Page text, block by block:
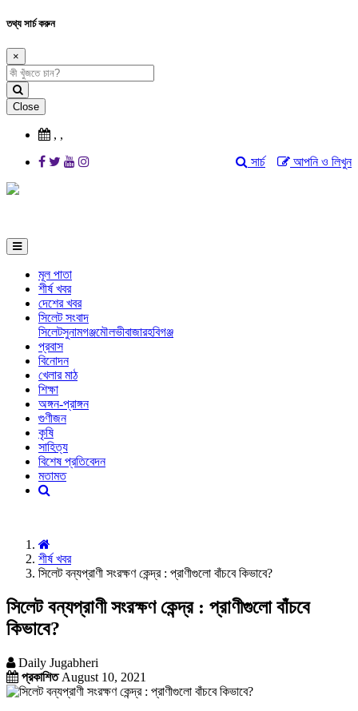
তথ্য সার্চ করুন
×
Close
, ,
আপনি ও লিখুন
সার্চ
মূল পাতা
শীর্ষ খবর
দেশের খবর
সিলেট সংবাদ
সিলেটসুনামগঞ্জমৌলভীবাজারহবিগঞ্জ
প্রবাস
বিনোদন
খেলার মাঠ
শিক্ষা
অঙ্গন-প্রাঙ্গন
গুণীজন
কৃষি
সাহিত্য
বিশেষ প্রতিবেদন
মতামত
শীর্ষ খবর
সিলেট বন্যপ্রাণী সংরক্ষণ কেন্দ্র : প্রাণীগুলো বাঁচবে কিভাবে?
সিলেট বন্যপ্রাণী সংরক্ষণ কেন্দ্র : প্রাণীগুলো বাঁচবে
কিভাবে?
Daily Jugabheri
প্রকাশিতAugust 10, 2021